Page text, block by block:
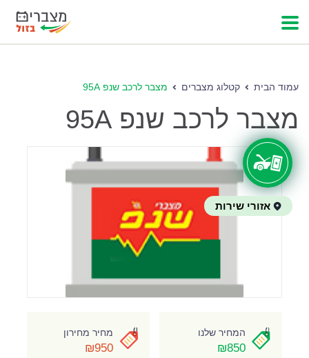
עמוד הבית קטלוג מצברים מצבר לרכב שנפ 95A
מצבר לרכב שנפ 95A
המחיר שלנו
₪850
מחיר מחירון
₪950
אזורי שירות